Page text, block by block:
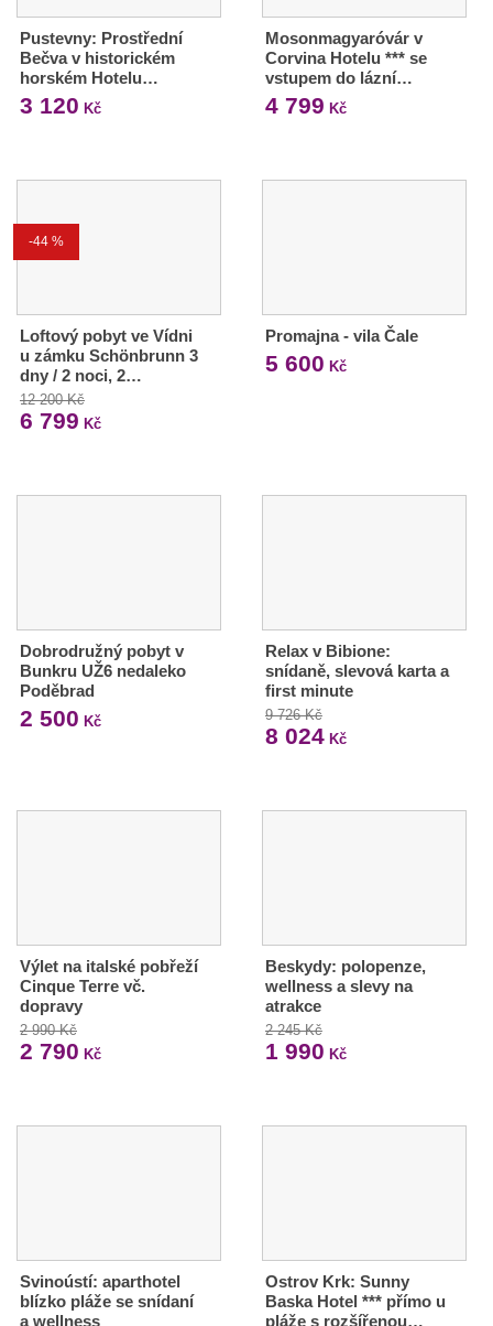
Pustevny: Prostřední
Bečva v historickém
horském Hotelu…
3 120 Kč
Mosonmagyaróvár v
Corvina Hotelu *** se
vstupem do lázní…
4 799 Kč
-44 %
Loftový pobyt ve Vídni
u zámku Schönbrunn 3
dny / 2 noci, 2…
12 200 Kč
6 799 Kč
Promajna - vila Čale
5 600 Kč
Dobrodružný pobyt v
Bunkru UŽ6 nedaleko
Poděbrad
2 500 Kč
Relax v Bibione:
snídaně, slevová karta a
first minute
9 726 Kč
8 024Kč
Výlet na italské pobřeží
Cinque Terre vč.
dopravy
2 990 Kč
2 790 Kč
Beskydy: polopenze,
wellness a slevy na
atrakce
2 245 Kč
1 990 Kč
Svinoústí: aparthotel
blízko pláže se snídaní
a wellness
Ostrov Krk: Sunny
Baska Hotel *** přímo u
pláže s rozšířenou…